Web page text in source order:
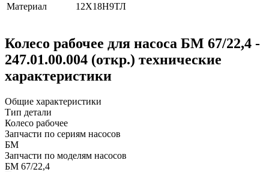
Материал 12Х18Н9ТЛ
Колесо рабочее для насоса БМ 67/22,4 -
247.01.00.004 (откр.) технические
характеристики
Общие характеристики
Тип детали
Колесо рабочее
Запчасти по сериям насосов
БМ
Запчасти по моделям насосов
БМ 67/22,4